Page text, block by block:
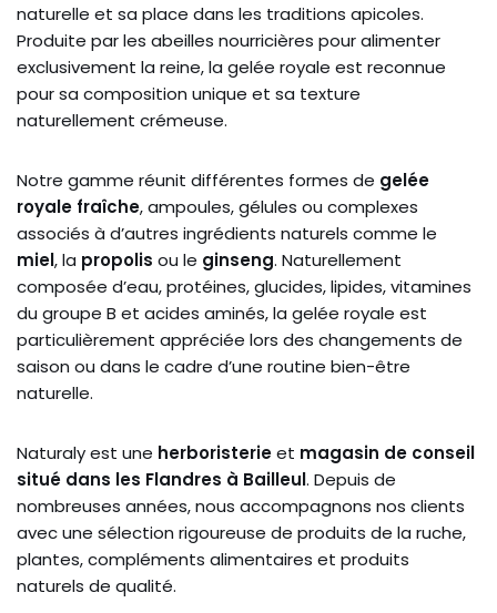
naturelle et sa place dans les traditions apicoles.
Produite par les abeilles nourricières pour alimenter
exclusivement la reine, la gelée royale est reconnue
pour sa composition unique et sa texture
naturellement crémeuse.
Notre gamme réunit différentes formes de gelée
royale fraîche, ampoules, gélules ou complexes
associés à d’autres ingrédients naturels comme le
miel, la propolis ou le ginseng. Naturellement
composée d’eau, protéines, glucides, lipides, vitamines
du groupe B et acides aminés, la gelée royale est
particulièrement appréciée lors des changements de
saison ou dans le cadre d’une routine bien-être
naturelle.
Naturaly est une herboristerieet magasin de conseil
situé dans les Flandres à Bailleul. Depuis de
nombreuses années, nous accompagnons nos clients
avec une sélection rigoureuse de produits de la ruche,
plantes, compléments alimentaires et produits
naturels de qualité.